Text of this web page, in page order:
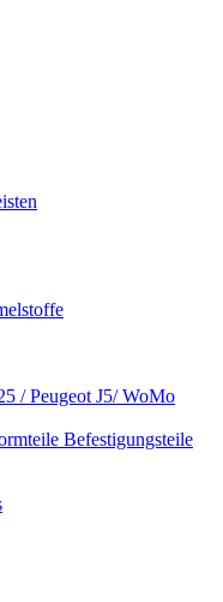
/ Peugeot J5/ WoMo
Befestigungsteile